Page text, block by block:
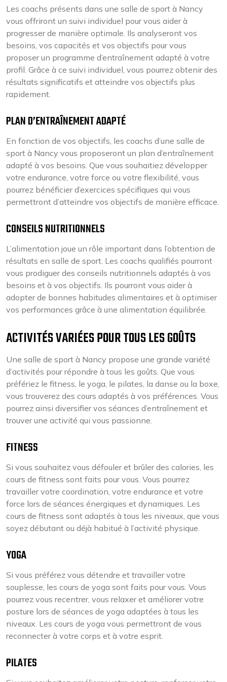
Les coachs présents dans une salle de sport à Nancy
vous offriront un suivi individuel pour vous aider à
progresser de manière optimale. Ils analyseront vos
besoins, vos capacités et vos objectifs pour vous
proposer un programme d’entraînement adapté à votre
profil. Grâce à ce suivi individuel, vous pourrez obtenir des
résultats significatifs et atteindre vos objectifs plus
rapidement.
PLAN D’ENTRAÎNEMENT ADAPTÉ
En fonction de vos objectifs, les coachs d’une salle de
sport à Nancy vous proposeront un plan d’entraînement
adapté à vos besoins. Que vous souhaitiez développer
votre endurance, votre force ou votre flexibilité, vous
pourrez bénéficier d’exercices spécifiques qui vous
permettront d’atteindre vos objectifs de manière efficace.
CONSEILS NUTRITIONNELS
L’alimentation joue un rôle important dans l’obtention de
résultats en salle de sport. Les coachs qualifiés pourront
vous prodiguer des conseils nutritionnels adaptés à vos
besoins et à vos objectifs. Ils pourront vous aider à
adopter de bonnes habitudes alimentaires et à optimiser
vos performances grâce à une alimentation équilibrée.
ACTIVITÉS VARIÉES POUR TOUS LES GOÛTS
Une salle de sport à Nancy propose une grande variété
d’activités pour répondre à tous les goûts. Que vous
préfériez le fitness, le yoga, le pilates, la danse ou la boxe,
vous trouverez des cours adaptés à vos préférences. Vous
pourrez ainsi diversifier vos séances d’entraînement et
trouver une activité qui vous passionne.
FITNESS
Si vous souhaitez vous défouler et brûler des calories, les
cours de fitness sont faits pour vous. Vous pourrez
travailler votre coordination, votre endurance et votre
force lors de séances énergiques et dynamiques. Les
cours de fitness sont adaptés à tous les niveaux, que vous
soyez débutant ou déjà habitué à l’activité physique.
YOGA
Si vous préférez vous détendre et travailler votre
souplesse, les cours de yoga sont faits pour vous. Vous
pourrez vous recentrer, vous relaxer et améliorer votre
posture lors de séances de yoga adaptées à tous les
niveaux. Les cours de yoga vous permettront de vous
reconnecter à votre corps et à votre esprit.
PILATES